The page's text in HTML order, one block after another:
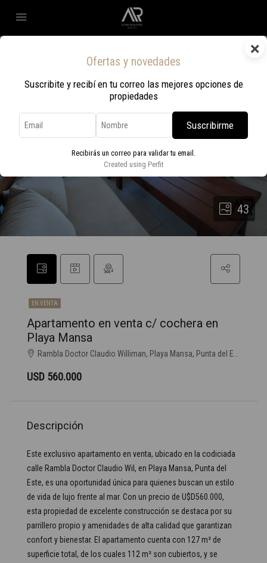
×
Ofertas y novedades
Suscribite y recibí en tu correo las mejores opciones de
propiedades
Suscribirme
Recibirás un correo para validar tu email.
Created using Perfit
43
EN VENTA
Apartamento en venta c/ cochera en
Playa Mansa
Rambla Doctor Claudio Williman, Playa Mansa, Punta del Este
USD 560.000
Descripción
Este exclusivo apartamento en venta, ubicado en la codiciada
calle Rambla Doctor Claudio Wil, en Playa Mansa, Punta del
Este, es una oportunidad única para quienes buscan un estilo
de vida de lujo frente al mar. Con un precio de U$D560.000,
esta propiedad de excelente construcción se destaca por su
parrillero propio y amenidades de alta calidad que garantizan
confort y bienestar. El apartamento cuenta con 127 m² de
superficie total, de los cuales 112 m² son cubiertos, y se